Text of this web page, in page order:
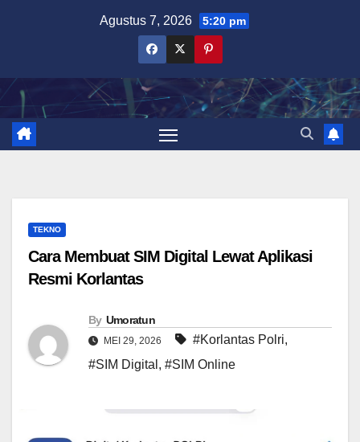
Agustus 7, 2026 5:20 pm
TEKNO
Cara Membuat SIM Digital Lewat Aplikasi
Resmi Korlantas
By Umoratun
MEI 29, 2026 #Korlantas Polri,
#SIM Digital , #SIM Online